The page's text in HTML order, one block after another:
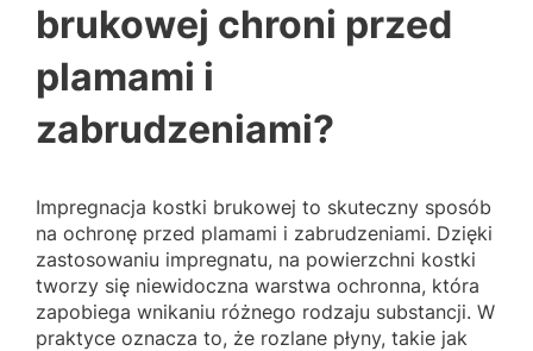
brukowej chroni przed
plamami i
zabrudzeniami?
Impregnacja kostki brukowej to skuteczny sposób
na ochronę przed plamami i zabrudzeniami. Dzięki
zastosowaniu impregnatu, na powierzchni kostki
tworzy się niewidoczna warstwa ochronna, która
zapobiega wnikaniu różnego rodzaju substancji. W
praktyce oznacza to, że rozlane płyny, takie jak